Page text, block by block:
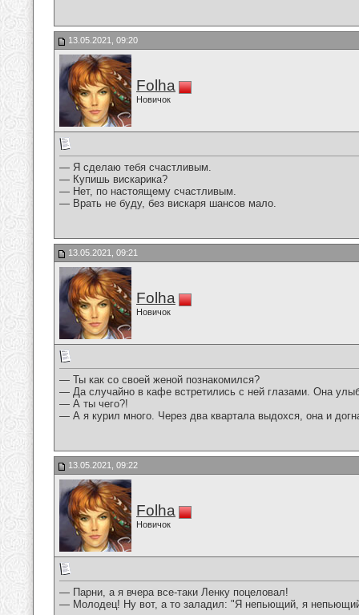
13.05.2021, 09:20
Folha
Новичок
— Я сделаю тебя счастливым.
— Купишь вискарика?
— Нет, по настоящему счастливым.
— Врать не буду, без вискаря шансов мало.
13.05.2021, 09:21
Folha
Новичок
— Ты как со своей женой познакомился?
— Да случайно в кафе встретились с ней глазами. Она
— А ты чего?!
— А я курил много. Через два квартала выдохся, она и
13.05.2021, 09:22
Folha
Новичок
— Парни, а я вчера все-таки Ленку поцеловал!
— Молодец! Ну вот, а то заладил: "Я непьющий, я